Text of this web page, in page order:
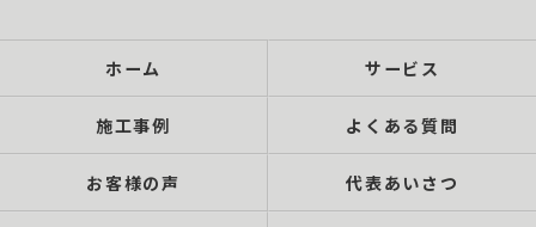
ホーム サービス
施工事例 よくある質問
お客様の声 代表あいさつ